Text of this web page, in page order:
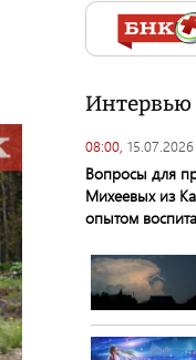
Интервью
08:00, 15.07.2026
Вопросы для
Михеевых из
опытом